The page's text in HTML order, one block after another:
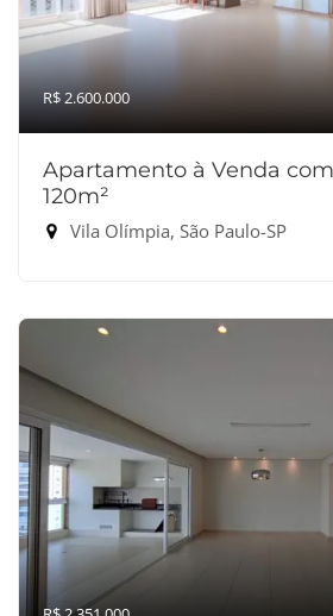
R$ 2.600.000
Apartamento à Venda
120m²
Vila Olímpia, São Paulo-SP